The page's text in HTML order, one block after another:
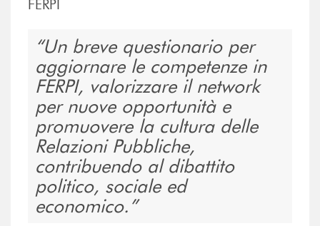
FERPI
Un breve questionario per
aggiornare le competenze in
FERPI, valorizzare il network
per nuove opportunità e
promuovere la cultura delle
Relazioni Pubbliche,
contribuendo al dibattito
politico, sociale ed
economico.